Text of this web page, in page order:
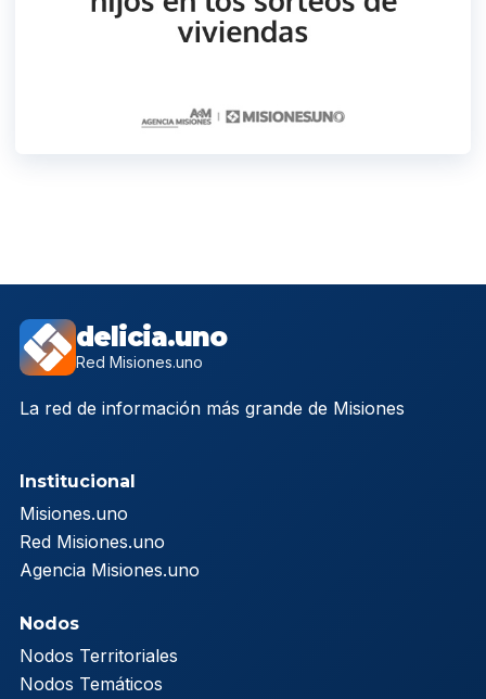
delicia.uno
Red Misiones.uno
La red de información más grande de Misiones
Institucional
Misiones.uno
Red Misiones.uno
Agencia Misiones.uno
Nodos
Nodos Territoriales
Nodos Temáticos